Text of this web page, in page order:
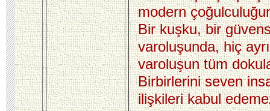
modern
Bir kuşku, bir
varoluşunda, hiç
varoluşun tüm
Birbirlerini seven
ilişkileri kabul